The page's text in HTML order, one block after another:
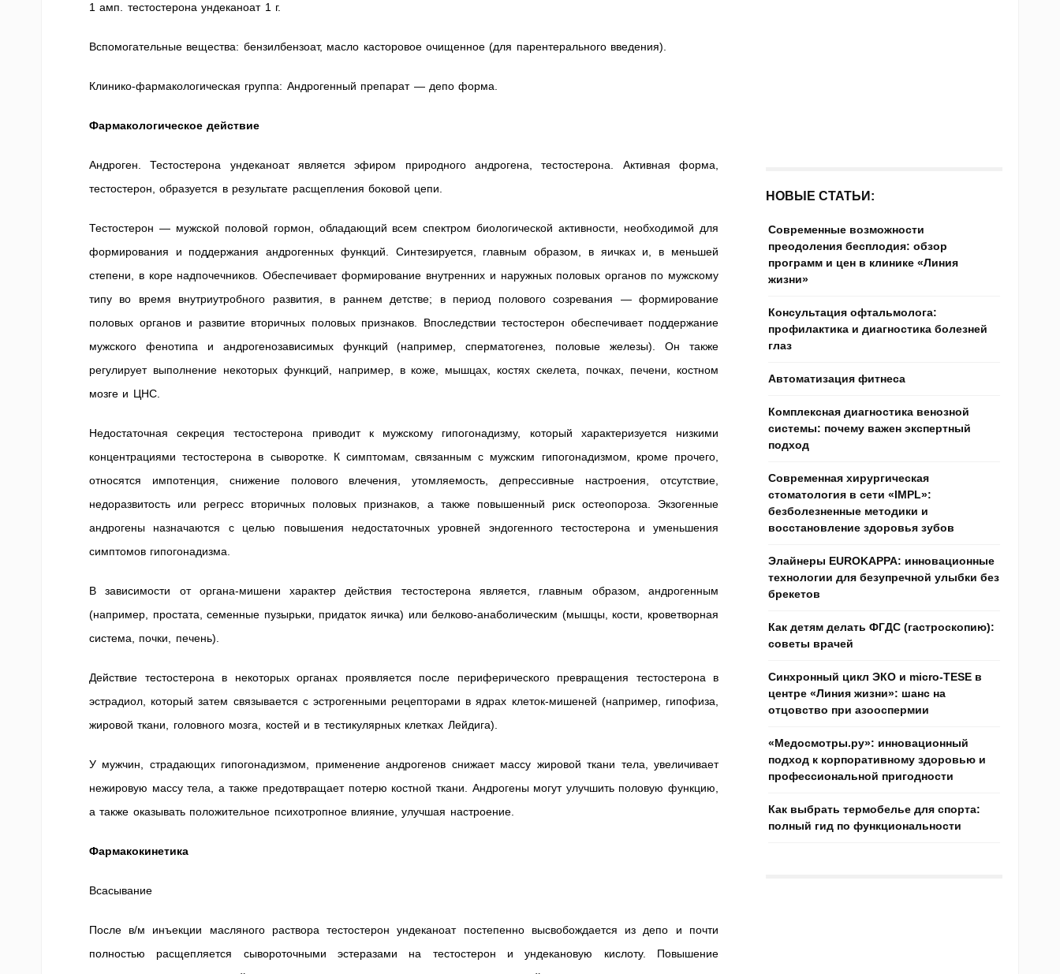
1 амп. тестостерона ундеканоат 1 г.
Вспомогательные вещества: бензилбензоат, масло касторовое очищенное (для парентерального введения).
Клинико-фармакологическая группа: Андрогенный препарат — депо форма.
Фармакологическое действие
Андроген. Тестостерона ундеканоат является эфиром природного андрогена, тестостерона. Активная форма,
тестостерон, образуется в результате расщепления боковой цепи.
Тестостерон — мужской половой гормон, обладающий всем спектром биологической активности, необходимой для
формирования и поддержания андрогенных функций. Синтезируется, главным образом, в яичках и, в меньшей
степени, в коре надпочечников. Обеспечивает формирование внутренних и наружных половых органов по мужскому
типу во время внутриутробного развития, в раннем детстве; в период полового созревания — формирование
половых органов и развитие вторичных половых признаков. Впоследствии тестостерон обеспечивает поддержание
мужского фенотипа и андрогенозависимых функций (например, сперматогенез, половые железы). Он также
регулирует выполнение некоторых функций, например, в коже, мышцах, костях скелета, почках, печени, костном
мозге и ЦНС.
Недостаточная секреция тестостерона приводит к мужскому гипогонадизму, который характеризуется низкими
концентрациями тестостерона в сыворотке. К симптомам, связанным с мужским гипогонадизмом, кроме прочего,
относятся импотенция, снижение полового влечения, утомляемость, депрессивные настроения, отсутствие,
недоразвитость или регресс вторичных половых признаков, а также повышенный риск остеопороза. Экзогенные
андрогены назначаются с целью повышения недостаточных уровней эндогенного тестостерона и уменьшения
симптомов гипогонадизма.
В зависимости от органа-мишени характер действия тестостерона является, главным образом, андрогенным
(например, простата, семенные пузырьки, придаток яичка) или белково-анаболическим (мышцы, кости, кроветворная
система, почки, печень).
Действие тестостерона в некоторых органах проявляется после периферического превращения тестостерона в
эстрадиол, который затем связывается с эстрогенными рецепторами в ядрах клеток-мишеней (например, гипофиза,
жировой ткани, головного мозга, костей и в тестикулярных клетках Лейдига).
У мужчин, страдающих гипогонадизмом, применение андрогенов снижает массу жировой ткани тела, увеличивает
нежировую массу тела, а также предотвращает потерю костной ткани. Андрогены могут улучшить половую функцию,
а также оказывать положительное психотропное влияние, улучшая настроение.
Фармакокинетика
Всасывание
После в/м инъекции масляного раствора тестостерон ундеканоат постепенно высвобождается из депо и почти
полностью расщепляется сывороточными эстеразами на тестостерон и ундекановую кислоту. Повышение
НОВЫЕ СТАТЬИ:
Современные возможности
преодоления бесплодия: обзор
программ и цен в клинике «Линия
жизни»
Консультация офтальмолога:
профилактика и диагностика болезней
глаз
Автоматизация фитнеса
Комплексная диагностика венозной
системы: почему важен экспертный
подход
Современная хирургическая
стоматология в сети «IMPL»:
безболезненные методики и
восстановление здоровья зубов
Элайнеры EUROKAPPA: инновационные
технологии для безупречной улыбки без
брекетов
Как детям делать ФГДС (гастроскопию):
советы врачей
Синхронный цикл ЭКО и micro-TESE в
центре «Линия жизни»: шанс на
отцовство при азооспермии
«Медосмотры.ру»: инновационный
подход к корпоративному здоровью и
профессиональной пригодности
Как выбрать термобелье для спорта:
полный гид по функциональности